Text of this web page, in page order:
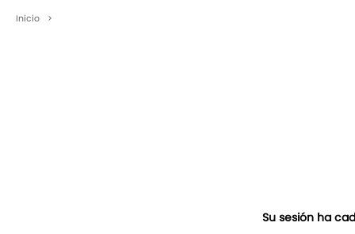
Inicio >
Su sesión ha